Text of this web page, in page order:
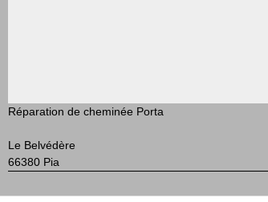
Réparation de cheminée Porta
Le Belvédère
66380 Pia